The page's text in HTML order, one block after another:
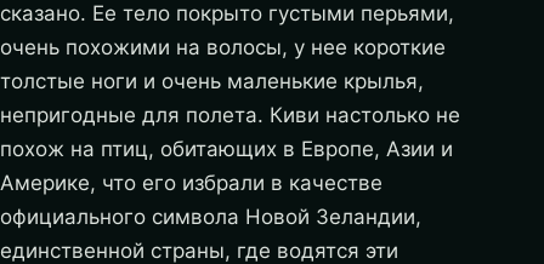
сказано. Ее тело покрыто густыми перьями,
очень похожими на волосы, у нее короткие
толстые ноги и очень маленькие крылья,
непригодные для полета. Киви настолько не
похож на птиц, обитающих в Европе, Азии и
Америке, что его избрали в качестве
официального символа Новой Зеландии,
единственной страны, где водятся эти